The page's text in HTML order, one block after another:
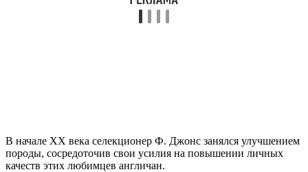
В начале XX века селекционер Ф. Джонс занялся улучшением
породы, сосредоточив свои усилия на повышении личных
качеств этих любимцев англичан.